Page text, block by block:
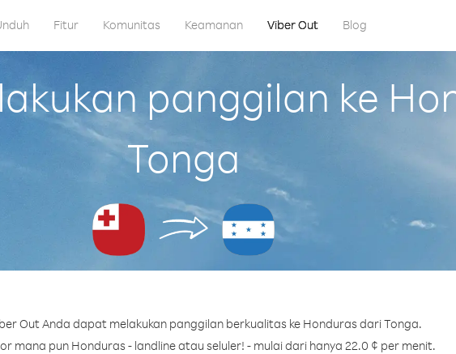
Fitur Komunitas Keamanan Viber Out Blog
panggilan ke
Tonga
Out Anda dapat melakukan panggilan berkualitas ke Honduras dari Tonga.
mana pun Honduras - landline atau seluler! - mulai dari hanya 22.0 ¢ per menit.